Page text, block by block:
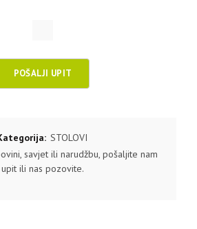
STOLOVI
savjet ili narudžbu, pošaljite nam
upit ili nas pozovite.